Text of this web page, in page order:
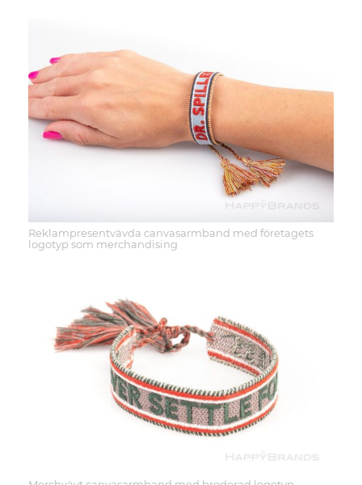
Reklampresentvävda canvasarmband med företagets
logotyp som merchandising